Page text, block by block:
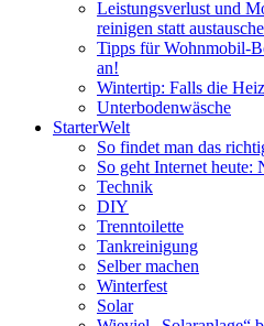
Leistungsverlust und
reinigen statt
Tipps für Wohnmobil-
an!
Wintertip: Falls die
Unterbodenwäsche
StarterWelt
So findet man das
So geht Internet heute:
Technik
DIY
Trenntoilette
Tankreinigung
Selber machen
Winterfest
Solar